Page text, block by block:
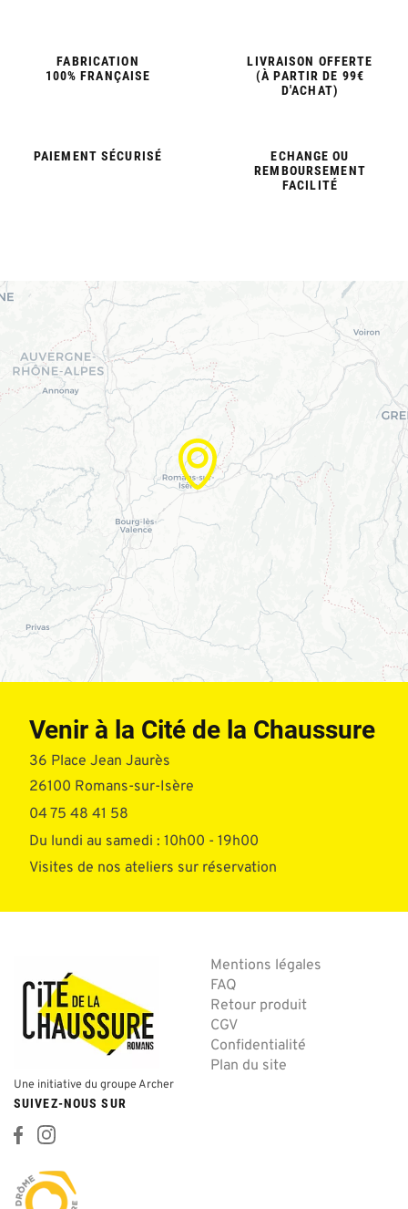
FABRICATION
100% FRANÇAISE
LIVRAISON OFFERTE
(À PARTIR DE 99€
D'ACHAT)
PAIEMENT SÉCURISÉ
ECHANGE OU
REMBOURSEMENT
FACILITÉ
Venir à la Cité de la Chaussure
36 Place Jean Jaurès
26100 Romans-sur-Isère
04 75 48 41 58
Du lundi au samedi : 10h00 - 19h00
Visites de nos ateliers sur réservation
Une initiative du groupe Archer
Mentions légales
FAQ
Retour produit
CGV
Confidentialité
Plan du site
SUIVEZ-NOUS SUR